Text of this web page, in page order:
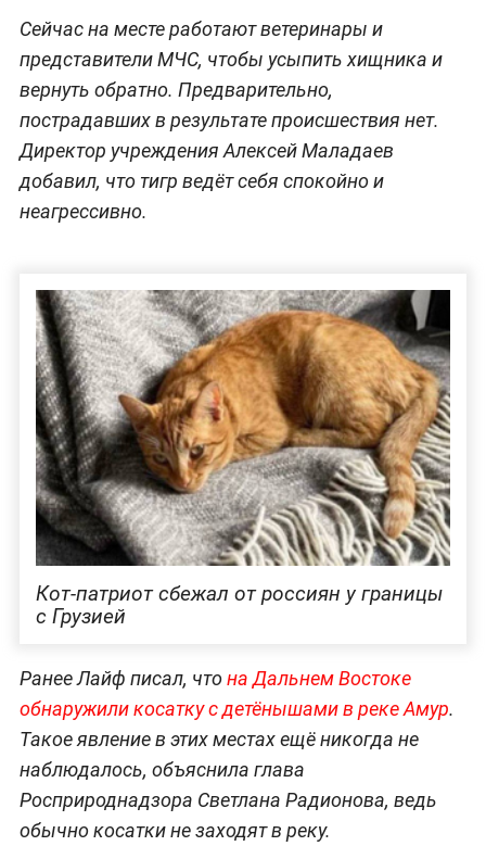
Сейчас на месте работают ветеринары и
представители МЧС, чтобы усыпить хищника и
вернуть обратно. Предварительно,
пострадавших в результате происшествия нет.
Директор учреждения Алексей Маладаев
добавил, что тигр ведёт себя спокойно и
неагрессивно.
Кот-патриот сбежал от россиян у границы
с Грузией
Ранее Лайф писал, чтона Дальнем Востоке
обнаружили косатку с детёнышами в реке Амур.
Такое явление в этих местах ещё никогда не
наблюдалось, объяснила глава
Росприроднадзора Светлана Радионова, ведь
обычно косатки не заходят в реку.